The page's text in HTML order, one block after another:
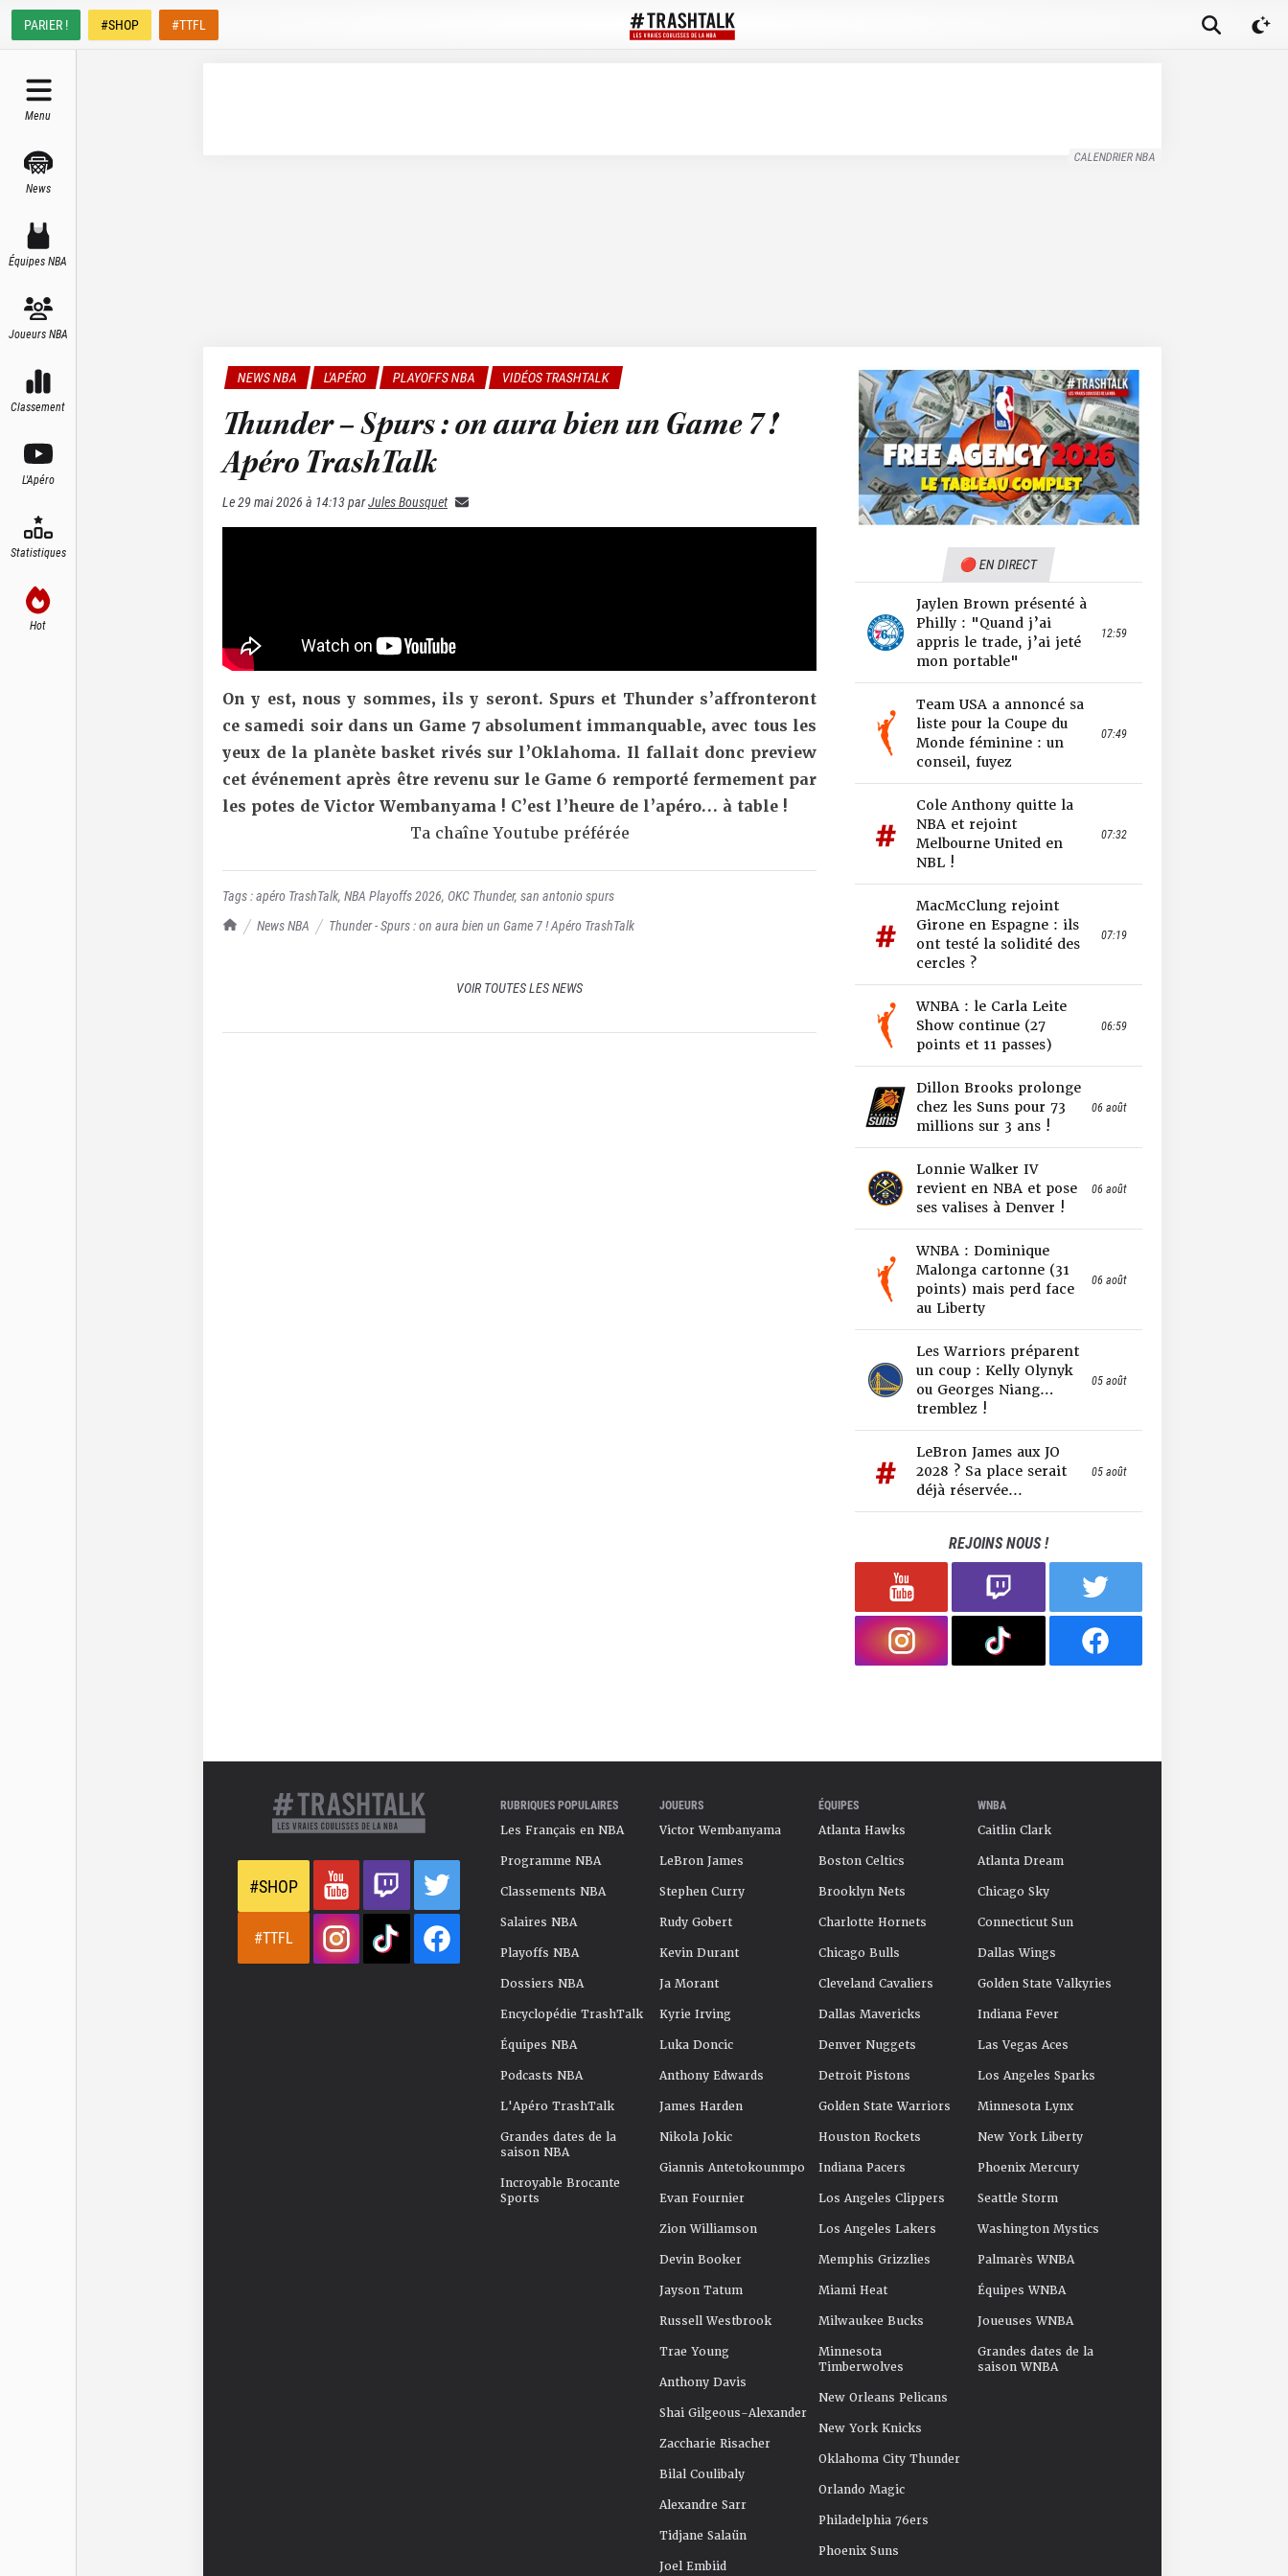
PARIER ! #SHOP #TTFL
Menu
News
Équipes NBA
Joueurs NBA
Classement
L'Apéro
Statistiques
Hot
CALENDRIER NBA
TrashTalk Actu NBA
News NBA Thunder - Spurs : on aura bien un Game 7 ! Apéro TrashTalk
NEWS NBA L'APÉRO PLAYOFFS NBA VIDÉOS TRASHTALK
Thunder – Spurs : on aura bien un Game 7 !
Apéro TrashTalk
Le29 mai 2026 à 14:13parJules Bousquet
On y est, nous y sommes, ils y seront. Spurs et Thunder s’affronteront
ce samedi soir dans un Game 7 absolument immanquable, avec tous les
yeux de la planète basket rivés sur l’Oklahoma. Il fallait donc preview
cet événement après être revenu sur le Game 6 remporté fermement par
les potes de Victor Wembanyama ! C’est l’heure de l’apéro… à table !
Ta chaîne Youtube préférée
Tags :apéro TrashTalk, NBA Playoffs 2026, OKC Thunder, san antonio spurs
VOIR TOUTES LES NEWS
🔴 EN DIRECT
Jaylen Brown présenté à
Philly : "Quand j’ai
appris le trade, j’ai jeté
mon portable"
12:59
Team USA a annoncé sa
liste pour la Coupe du
Monde féminine : un
conseil, fuyez
07:49
Cole Anthony quitte la
NBA et rejoint
Melbourne United en
NBL !
07:32
MacMcClung rejoint
Girone en Espagne : ils
ont testé la solidité des
cercles ?
07:19
WNBA : le Carla Leite
Show continue (27
points et 11 passes)
06:59
Dillon Brooks prolonge
chez les Suns pour 73
millions sur 3 ans !
06 août
Lonnie Walker IV
revient en NBA et pose
ses valises à Denver !
06 août
WNBA : Dominique
Malonga cartonne (31
points) mais perd face
au Liberty
06 août
Les Warriors préparent
un coup : Kelly Olynyk
ou Georges Niang…
tremblez !
05 août
LeBron James aux JO
2028 ? Sa place serait
déjà réservée...
05 août
REJOINS NOUS !
#SHOP
#TTFL
RUBRIQUES POPULAIRES
Les Français en NBA
Programme NBA
Classements NBA
Salaires NBA
Playoffs NBA
Dossiers NBA
Encyclopédie TrashTalk
Équipes NBA
Podcasts NBA
L'Apéro TrashTalk
Grandes dates de la
saison NBA
Incroyable Brocante
Sports
JOUEURS
Victor Wembanyama
LeBron James
Stephen Curry
Rudy Gobert
Kevin Durant
Ja Morant
Kyrie Irving
Luka Doncic
Anthony Edwards
James Harden
Nikola Jokic
Giannis Antetokounmpo
Evan Fournier
Zion Williamson
Devin Booker
Jayson Tatum
Russell Westbrook
Trae Young
Anthony Davis
Shai Gilgeous-Alexander
Zaccharie Risacher
Bilal Coulibaly
Alexandre Sarr
Tidjane Salaün
Joel Embiid
ÉQUIPES
Atlanta Hawks
Boston Celtics
Brooklyn Nets
Charlotte Hornets
Chicago Bulls
Cleveland Cavaliers
Dallas Mavericks
Denver Nuggets
Detroit Pistons
Golden State Warriors
Houston Rockets
Indiana Pacers
Los Angeles Clippers
Los Angeles Lakers
Memphis Grizzlies
Miami Heat
Milwaukee Bucks
Minnesota
Timberwolves
New Orleans Pelicans
New York Knicks
Oklahoma City Thunder
Orlando Magic
Philadelphia 76ers
Phoenix Suns
WNBA
Caitlin Clark
Atlanta Dream
Chicago Sky
Connecticut Sun
Dallas Wings
Golden State Valkyries
Indiana Fever
Las Vegas Aces
Los Angeles Sparks
Minnesota Lynx
New York Liberty
Phoenix Mercury
Seattle Storm
Washington Mystics
Palmarès WNBA
Équipes WNBA
Joueuses WNBA
Grandes dates de la
saison WNBA